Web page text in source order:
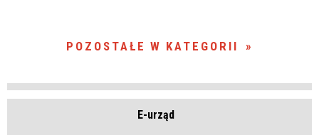
POZOSTAŁE W KATEGORII
E-urząd